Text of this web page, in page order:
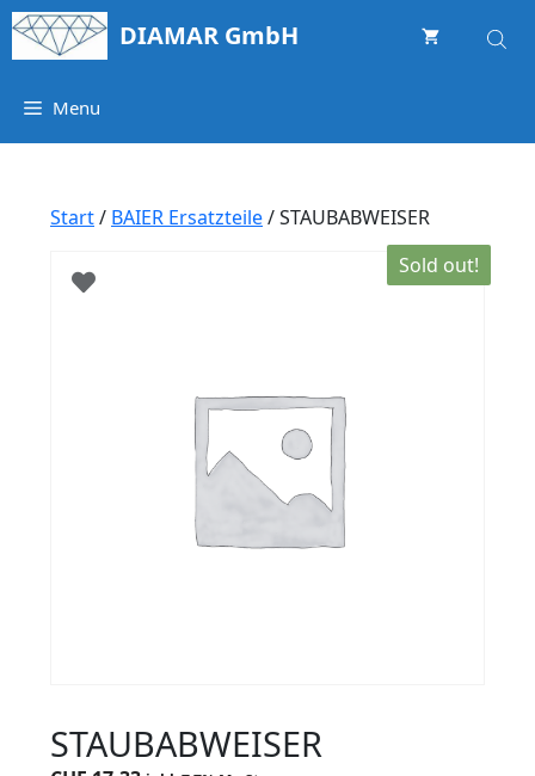
Springe
zum
DIAMAR GmbH
Menu
Start/ BAIER Ersatzteile/ STAUBABWEISER
Sold out!
STAUBABWEISER